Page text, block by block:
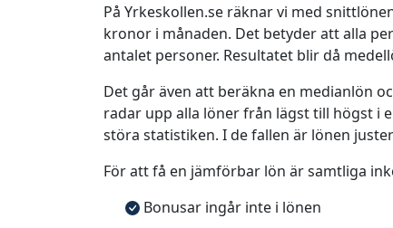
På Yrkeskollen.se räknar vi med
kronor i månaden. Det betyder att alla
antalet personer. Resultatet blir då
Det går även att beräkna en medianlön
radar upp alla löner från lägst till högst i
störa statistiken. I de fallen är lönen
För att få en jämförbar lön är samtliga
Bonusar ingår inte i lönen